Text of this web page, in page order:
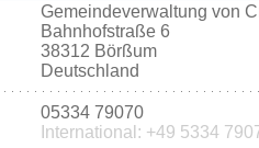
Gemeindeverwaltung von
Bahnhofstraße 6
38312 Börßum
Deutschland
05334 79070
International: +49 5334